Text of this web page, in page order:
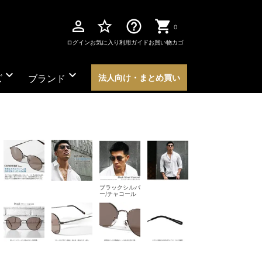
perm_identity
ログイン
star_border
お気に入り
help_outline
利用ガイド
0
お買い物カゴ
expand_more ブランド expand_more 法人向け・まとめ買い
ブラックシルバ
ー/チャコール